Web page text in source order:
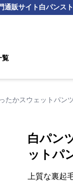
通販サイト白パンス
覧
たかスウェットパン
白パン
ットパ
上質な裏起